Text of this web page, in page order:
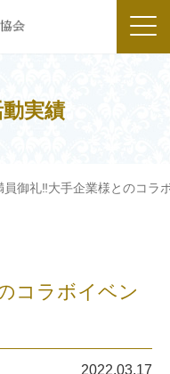
実績
員御礼‼大手企業様とのコラ
コラボイベン
2022.03.17